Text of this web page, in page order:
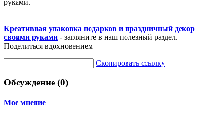
руками.
Креативная упаковка подарков и праздничный декор
своими руками - загляните в наш полезный раздел.
Поделиться вдохновением
Скопировать ссылку
Обсуждение (0)
Мое мнение